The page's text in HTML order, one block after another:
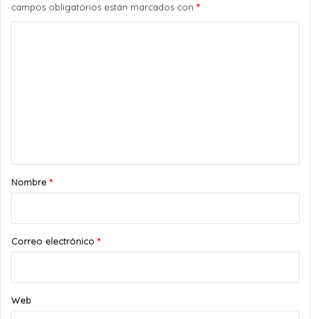
campos obligatorios están marcados con *
r
*
Nombre *
Correo electrónico *
Web